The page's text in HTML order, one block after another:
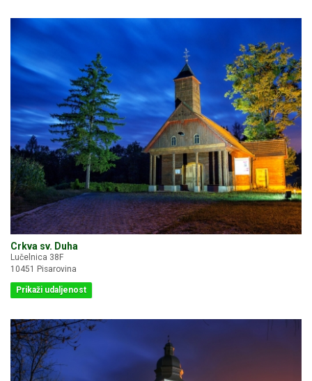
Crkva sv. Duha
Lučelnica 38F
10451 Pisarovina
Prikaži udaljenost